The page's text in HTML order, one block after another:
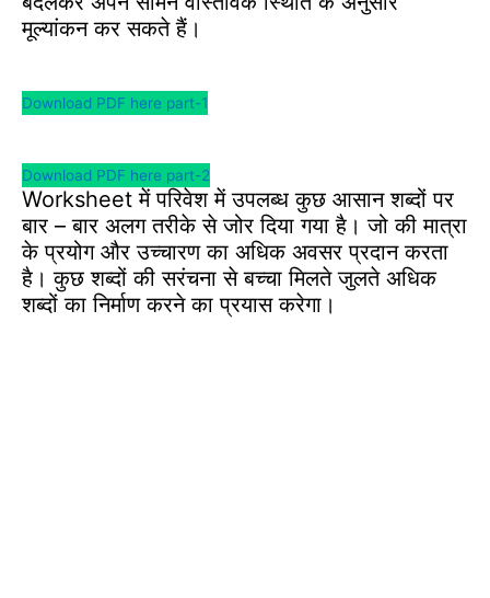
मूल्यांकन कर सकते हैं।
Download PDF here part-1
Download PDF here part-2
Worksheet में परिवेश में उपलब्ध कुछ आसान शब्दों पर
बार – बार अलग तरीके से जोर दिया गया है। जो की मात्रा
के प्रयोग और उच्चारण का अधिक अवसर प्रदान करता
है। कुछ शब्दों की सरंचना से बच्चा मिलते जुलते अधिक
शब्दों का निर्माण करने का प्रयास करेगा।